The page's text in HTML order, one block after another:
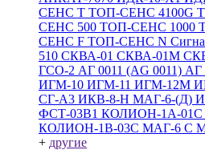
СЕНС Т ТОП-СЕНС 4100G
СЕНС 500 ТОП-СЕНС 1000
СЕНС F ТОП-СЕНС N
510 СКВА-01 СКВА-01М
ГСО-2 АГ 0011 (AG 0011) АГ
ИГМ-10 ИГМ-11 ИГМ-12М
СГ-А3 ИКВ-8-Н МАГ-6-(Д)
ФСТ-03В1 КОЛИОН-1А-01С
КОЛИОН-1В-03С МАГ-6 С
+ другие